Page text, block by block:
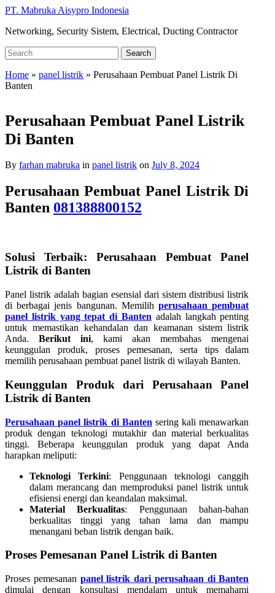
Skip
main
PT. Mabruka Aisypro Indonesia
Networking, Security Sistem, Electrical, Ducting Contractor
Search
for:
Search
Home » panel listrik » Perusahaan Pembuat Panel Listrik Di
Banten
Perusahaan Pembuat Panel Listrik
Di Banten
By farhan mabruka in panel listrik on July 8, 2024
Perusahaan Pembuat Panel Listrik Di
Banten 081388800152
Solusi Terbaik: Perusahaan Pembuat Panel
Listrik di Banten
Panel listrik adalah bagian esensial dari sistem distribusi listrik
di berbagai jenis bangunan. Memilihperusahaan pembuat
panel listrik yang tepat di Banten adalah langkah penting
untuk memastikan kehandalan dan keamanan sistem listrik
Anda.Berikut ini, kami akan membahas mengenai
keunggulan produk, proses pemesanan, serta tips dalam
memilih perusahaan pembuat panel listrik di wilayah Banten.
Keunggulan Produk dari Perusahaan Panel
Listrik di Banten
Perusahaan panel listrik di Banten sering kali menawarkan
produk dengan teknologi mutakhir dan material berkualitas
tinggi. Beberapa keunggulan produk yang dapat Anda
harapkan meliputi:
Teknologi Terkini: Penggunaan teknologi canggih
dalam merancang dan memproduksi panel listrik untuk
efisiensi energi dan keandalan maksimal.
Material Berkualitas: Penggunaan bahan-bahan
berkualitas tinggi yang tahan lama dan mampu
menangani beban listrik dengan baik.
Proses Pemesanan Panel Listrik di Banten
Proses pemesanan panel listrik dari perusahaan di Banten
dimulai dengan konsultasi mendalam untuk memahami